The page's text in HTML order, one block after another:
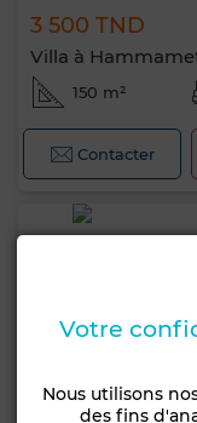
3 500 TND
Villa à
150 m²
Contacter
Votre
Nous utilisons
des fins